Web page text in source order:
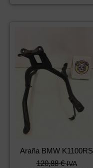
Araña BMW K1100RS
120,88€ IVA